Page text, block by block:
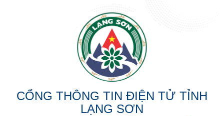
CỔNG THÔNG TIN ĐIỆN TỬ TỈNH
LẠNG SƠN